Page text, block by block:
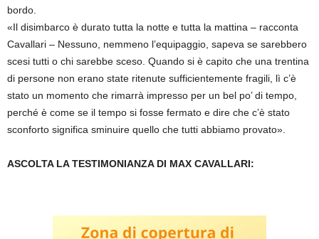
bordo.
«Il disimbarco è durato tutta la notte e tutta la mattina – racconta
Cavallari – Nessuno, nemmeno l’equipaggio, sapeva se sarebbero
scesi tutti o chi sarebbe sceso. Quando si è capito che una trentina
di persone non erano state ritenute sufficientemente fragili, lì c’è
stato un momento che rimarrà impresso per un bel po’ di tempo,
perché è come se il tempo si fosse fermato e dire che c’è stato
sconforto significa sminuire quello che tutti abbiamo provato».
ASCOLTA LA TESTIMONIANZA DI MAX CAVALLARI: